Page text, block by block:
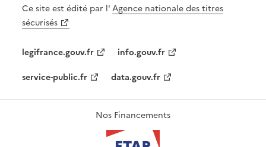
Ce site est édité par l'Agence nationale des titres
sécurisés
legifrance.gouv.fr
info.gouv.fr
service-public.fr
data.gouv.fr
Nos Financements